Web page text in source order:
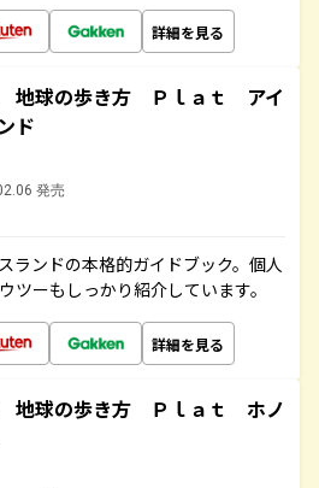
詳細を見る
地球の歩き方 Ｐｌａｔ アイ
ド
発売
ランドの本格的ガイドブック。個人
ツーもしっかり紹介しています。
詳細を見る
地球の歩き方 Ｐｌａｔ ホノ